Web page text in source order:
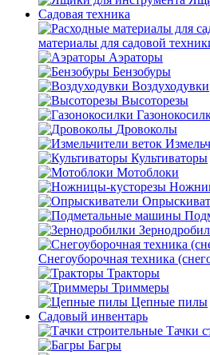
Садовая техника
материалы для садовой
Аэраторы
Бензобуры
Воздуходувки
Высоторезы
Дровоколы
Культиваторы
Мотоблоки
Снегоуборочная техника
Тракторы
Триммеры
Цепные пилы
Садовый инвентарь
Тачки
Багры